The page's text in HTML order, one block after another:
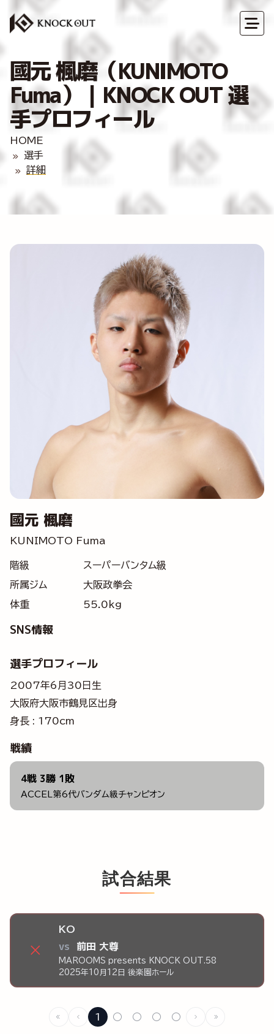
國元 楓磨（KUNIMOTO
Fuma）｜KNOCK OUT 選
手プロフィール
HOME
選手
詳細
國元 楓磨
KUNIMOTO Fuma
階級
スーパーバンタム級
所属ジム
大阪政拳会
体重
55.0kg
SNS情報
選手プロフィール
2007年6月30日生
大阪府大阪市鶴見区出身
身長 : 170cm
戦績
4戦 3勝 1敗
ACCEL第6代バンダム級チャンピオン
試合結果
×
KO
vs 前田 大尊
MAROOMS presents KNOCK OUT.58
2025年10月12日 後楽園ホール
1 ○ ○ ○ ○